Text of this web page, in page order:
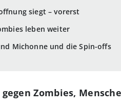
siegt – vorerst
leben weiter
Michonne und die Spin-offs
Zombies,